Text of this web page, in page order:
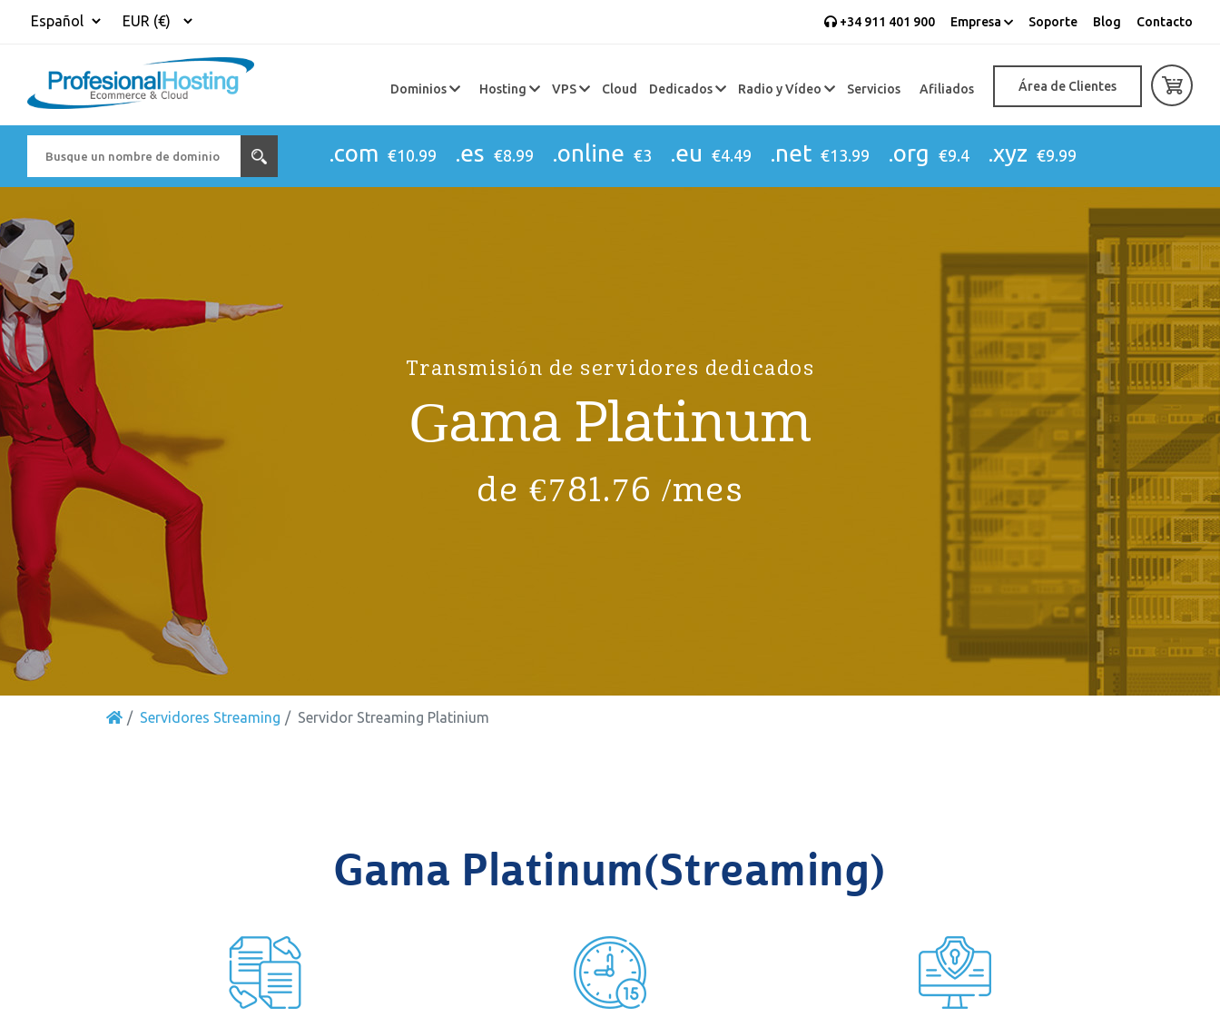
+34 911 401 900 Empresa Soporte Blog Contacto
Dominios Hosting VPS Cloud Dedicados Radio y Vídeo Servicios Afiliados Área de Clientes
.com €10.99 .es €8.99 .online €3 .eu €4.49 .net €13.99 .org €9.4 .xyz €9.99
Transmisión de servidores dedicados
Gama Platinum
de €781.76 /mes
Servidores Streaming Servidor Streaming Platinium
Gama Platinum(Streaming)